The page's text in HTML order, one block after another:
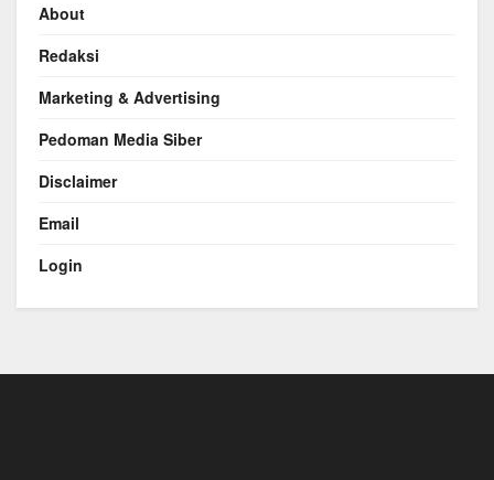
About
Redaksi
Marketing & Advertising
Pedoman Media Siber
Disclaimer
Email
Login